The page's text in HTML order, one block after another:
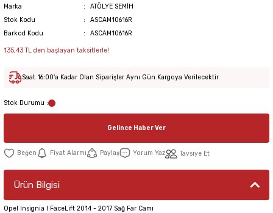
Marka
ATÖLYE SEMİH
Stok Kodu
ASCAM10616R
Barkod Kodu
ASCAM10616R
135,43 TL den başlayan taksitlerle!
Saat 16:00'a Kadar Olan Siparişler Aynı Gün Kargoya Verilecektir
Stok Durumu :
Gelince Haber Ver
Fiyat Alarmı Paylaş Yorum Yaz Tavsiye Et
Ürün Bilgisi
Opel Insignia I FaceLift 2014 - 2017 Sağ Far Camı